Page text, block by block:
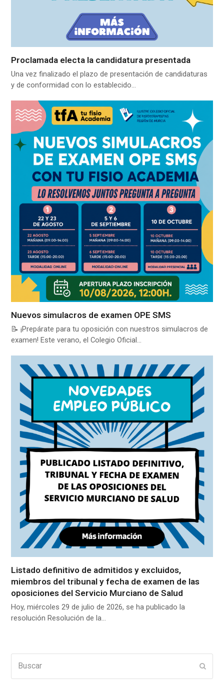
Proclamada electa la candidatura presentada
Una vez finalizado el plazo de presentación de candidaturas
y de conformidad con lo establecido…
Nuevos simulacros de examen OPE SMS
📝 ¡Prepárate para tu oposición con nuestros simulacros de
examen! Este verano, el Colegio Oficial…
Listado definitivo de admitidos y excluidos,
miembros del tribunal y fecha de examen de las
oposiciones del Servicio Murciano de Salud
Hoy, miércoles 29 de julio de 2026, se ha publicado la
resolución Resolución de la…